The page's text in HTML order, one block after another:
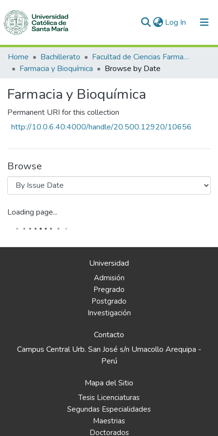
Log In (current)
Communities & Collections
All of DSpace
Home Bachillerato
Facultad de Ciencias Farmacéuticas, Bioquímicas y Biotecnológicas
Farmacia y Bioquímica
Browse by Date
Farmacia y Bioquímica
Permanent URI for this collection
http://10.0.6.40:4000/handle/20.500.12920/10656
Browse
Loading page...
Universidad
Admisión
Pregrado
Postgrado
Investigación
Contacto
Campus Central Urb. San José s/n Umacollo Arequipa -
Perú
Mapa del Sitio
Tesis Licenciaturas
Segundas Especialidades
Maestrias
Doctorados